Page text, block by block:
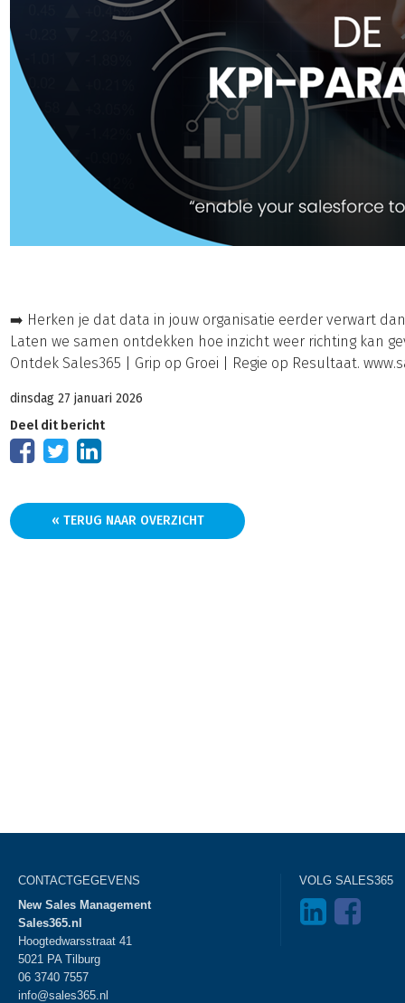
➡️ Herken je dat data in jouw organisatie eerder verwart
Laten we samen ontdekken hoe inzicht weer richting kan
Ontdek Sales365 | Grip op Groei | Regie op Resultaat.
dinsdag 27 januari 2026
Deel dit bericht
« TERUG NAAR OVERZICHT
CONTACTGEGEVENS
New Sales Management
Sales365.nl
Hoogtedwarsstraat 41
5021 PA Tilburg
06 3740 7557
info@sales365.nl
VOLG SALES365